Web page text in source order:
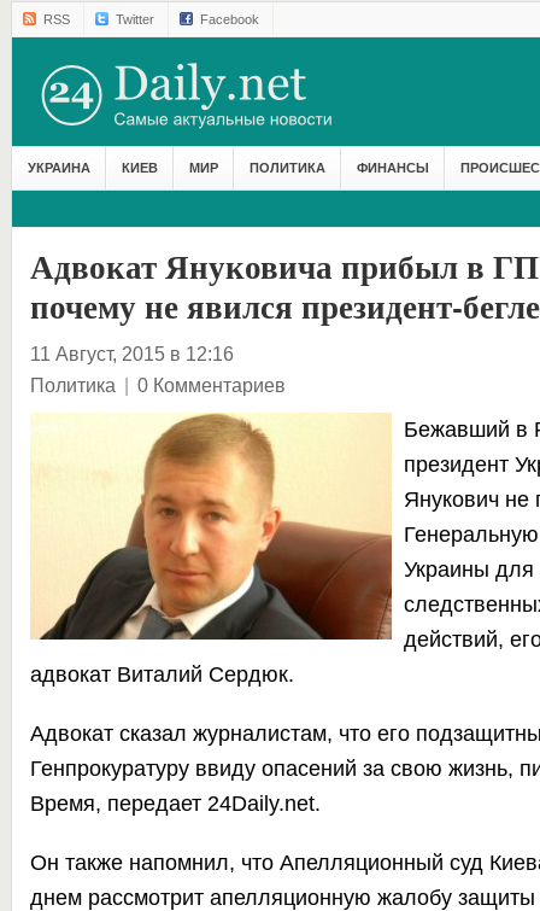
RSS Twitter Facebook
УКРАИНА КИЕВ МИР ПОЛИТИКА ФИНАНСЫ
Адвокат Януковича прибыл в
почему не явился президент-
11 Август, 2015 в 12:16
Политика | 0 Комментариев
Бежавший в
президент
Янукович не
Украины для
действий,
адвокат Виталий Сердюк.
Адвокат сказал журналистам, что его
Генпрокуратуру ввиду опасений за свою жизнь,
Время, передает24Daily.net.
Он также напомнил, что Апелляционный суд
днем рассмотрит апелляционную жалобузащиты